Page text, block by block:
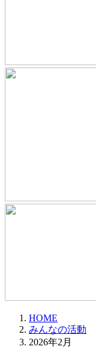
HOME
みんなの活動
2026年2月